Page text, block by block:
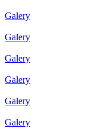
Galery
Galery
Galery
Galery
Galery
Galery